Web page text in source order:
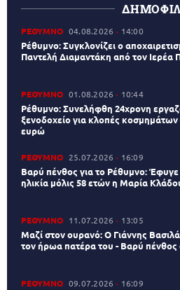
ΡΕΘΥΜΝΟ 04.08.2026 14:00
Ρέθυμνο: Συγκλονίζει ο
Παντελή Διαμαντάκη από τον Ιερέα
ΡΕΘΥΜΝΟ 01.08.2026 10:44
Ρέθυμνο: Συνελήφθη 24χρονη
ξενοδοχείο για κλοπές κοσμημάτων
ευρώ
ΡΕΘΥΜΝΟ 25.07.2026 16:09
Βαρύ πένθος για το Ρέθυμνο:
ηλικία μόλις 58 ετών η Μαρία
ΡΕΘΥΜΝΟ 11.07.2026 13:05
Μαζί στον ουρανό: Ο Γιάννης
τον ήρωα πατέρα του - Βαρύ πένθος
ΡΕΘΥΜΝΟ 09.07.2026 16:09